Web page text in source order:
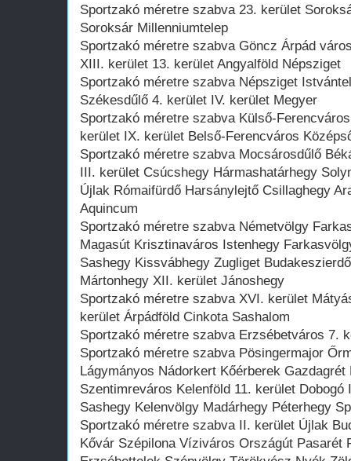
Sportzakó méretre szabva 23. kerület
Soroksár Millenniumtelep
Sportzakó méretre szabva Göncz Árpád
XIII. kerület 13. kerület Angyalföld Népsziget
Sportzakó méretre szabva Népsziget
Székesdűlő 4. kerület IV. kerület Megyer
Sportzakó méretre szabva Külső-
kerület IX. kerület Belső-Ferencváros
Sportzakó méretre szabva Mocsárosdűlő
III. kerület Csúcshegy Hármashatárhegy
Újlak Rómaifürdő Harsánylejtő Csillaghegy
Aquincum
Sportzakó méretre szabva Németvölgy
Magasút Krisztinaváros Istenhegy
Sashegy Kissvábhegy Zugliget
Mártonhegy XII. kerület Jánoshegy
Sportzakó méretre szabva XVI. kerület
kerület Árpádföld Cinkota Sashalom
Sportzakó méretre szabva Erzsébetváros 7.
Sportzakó méretre szabva Pösingermajor
Lágymányos Nádorkert Kőérberek
Szentimreváros Kelenföld 11. kerület
Sashegy Kelenvölgy Madárhegy Péterhegy
Sportzakó méretre szabva II. kerület Újlak
Kővár Szépilona Víziváros Országút Pasarét